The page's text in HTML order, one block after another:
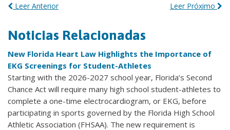
Leer Próximo
Leer Anterior
Noticias Relacionadas
New Florida Heart Law Highlights the Importance of
EKG Screenings for Student-Athletes
Starting with the 2026-2027 school year, Florida’s Second
Chance Act will require many high school student-athletes to
complete a one-time electrocardiogram, or EKG, before
participating in sports governed by the Florida High School
Athletic Association (FHSAA). The new requirement is